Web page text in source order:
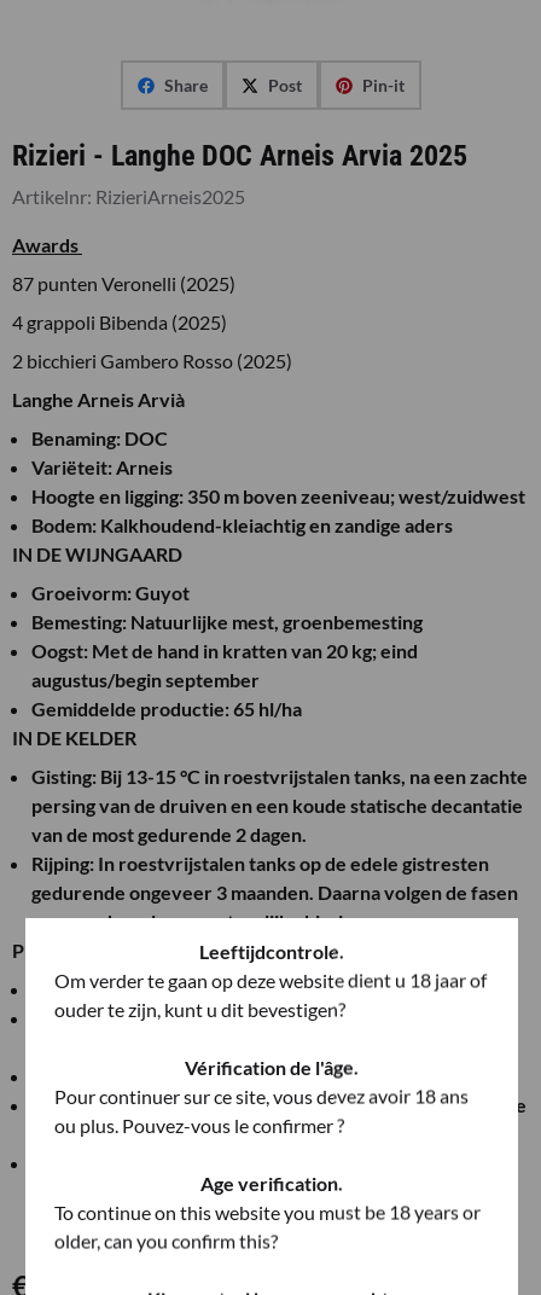
Leeftijdcontrole.
Om verder te gaan op deze website dient u 18 jaar of
ouder te zijn, kunt u dit bevestigen?
Vérification de l'âge.
Pour continuer sur ce site, vous devez avoir 18 ans
ou plus. Pouvez-vous le confirmer ?
Age verification.
To continue on this website you must be 18 years or
older, can you confirm this?
Share Post Pin-it
Rizieri - Langhe DOC Arneis Arvia 2025
Artikelnr: RizieriArneis2025
Awards
87 punten Veronelli (2025)
4 grappoli Bibenda (2025)
2 bicchieri Gambero Rosso (2025)
Langhe Arneis Arvià
Benaming: DOC
Variëteit: Arneis
Hoogte en ligging: 350 m boven zeeniveau; west/zuidwest
Bodem: Kalkhoudend-kleiachtig en zandige aders
IN DE WIJNGAARD
Groeivorm: Guyot
Bemesting: Natuurlijke mest, groenbemesting
Oogst: Met de hand in kratten van 20 kg; eind
augustus/begin september
Gemiddelde productie: 65 hl/ha
IN DE KELDER
Gisting: Bij 13-15 °C in roestvrijstalen tanks, na een zachte
persing van de druiven en een koude statische decantatie
van de most gedurende 2 dagen.
Rijping: In roestvrijstalen tanks op de edele gistresten
gedurende ongeveer 3 maanden. Daarna volgen de fasen
van overhevelen en natuurlijke klaring.
PROEFNOTITIES
Kleur: Intens strogeel
Bouquet: Bloemige en fruitige tonen van acaciabloemen,
Smaak: Sappig , fris, fruitig en mineraal
Evolutie: Het komt het best tot zijn recht tijdens de eerste
3 jaar na de oogst.
past uitstekend bij voorgerechten, risotto en pasta met
groenten, vis.
€